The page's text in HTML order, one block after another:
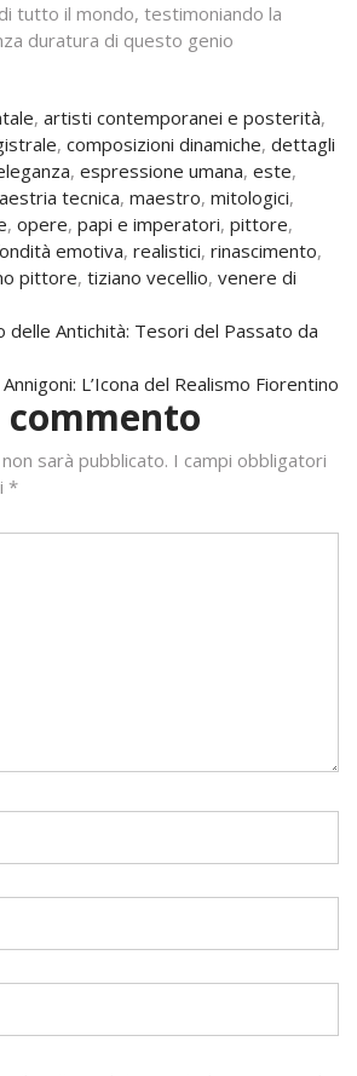
tutto il mondo, testimoniando la
duratura di questo genio
, artisti contemporanei e posterità,
, composizioni dinamiche, dettagli
, espressione umana, este,
tecnica, maestro, mitologici,
, opere, papi e imperatori, pittore,
emotiva, realistici, rinascimento,
pittore, tiziano vecellio, venere di
delle Antichità: Tesori del Passato da
L’Icona del Realismo Fiorentino
commento
sarà pubblicato. I campi obbligatori
*